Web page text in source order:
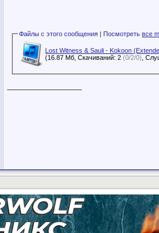
Файлы с этого сообщения | Посмотретьвсе
Lost Witness & Sauli - Kokoon
(16.87 Мб, Скачиваний: 2(0/2/0)